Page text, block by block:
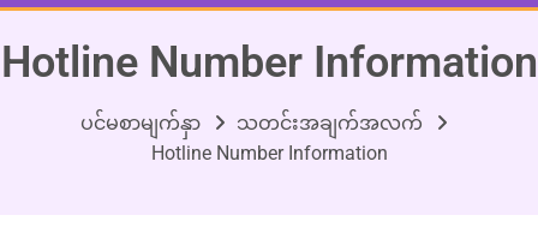
Hotline Number Information
ပင်မစာမျက်နှာ
သတင်းအချက်အလက်
Hotline Number Information